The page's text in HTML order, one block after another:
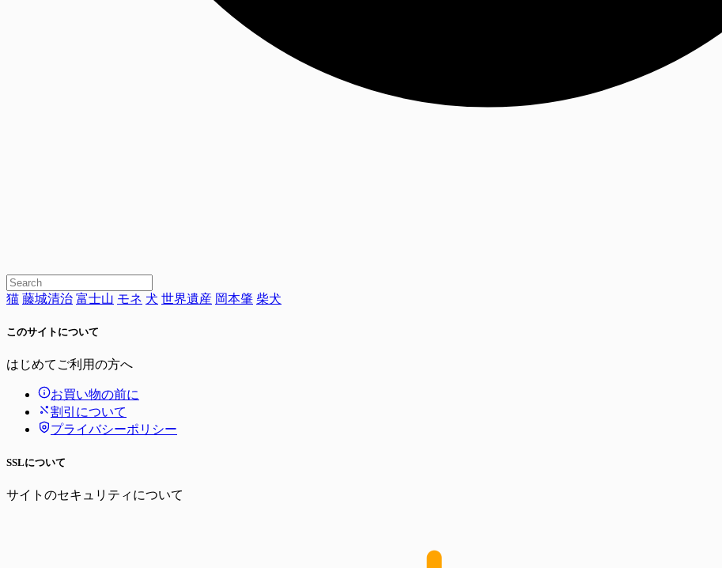
猫 藤城清治 富士山 モネ 犬 世界遺産 岡本肇 柴犬
このサイトについて
はじめてご利用の方へ
お買い物の前に
割引について
プライバシーポリシー
SSLについて
サイトのセキュリティについて